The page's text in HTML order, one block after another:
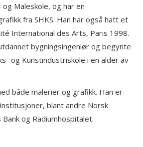
Maleskole, og har en
fra SHKS. Han har også hatt et
International des Arts, Paris 1998.
bygningsingeniør og begynte
og Kunstindustriskole i en alder av
både malerier og grafikk. Han er
blant andre Norsk
og Radiumhospitalet.